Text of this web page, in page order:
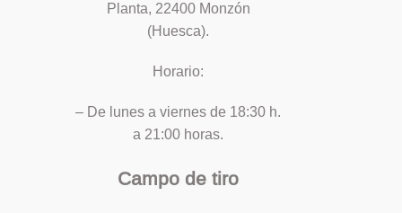
Planta, 22400 Monzón
(Huesca).
Horario:
– De lunes a viernes de 18:30 h.
a 21:00 horas.
Campo de tiro